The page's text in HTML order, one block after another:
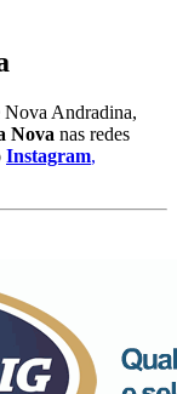
Nova Andradina,
Nova nas redes
Instagram,